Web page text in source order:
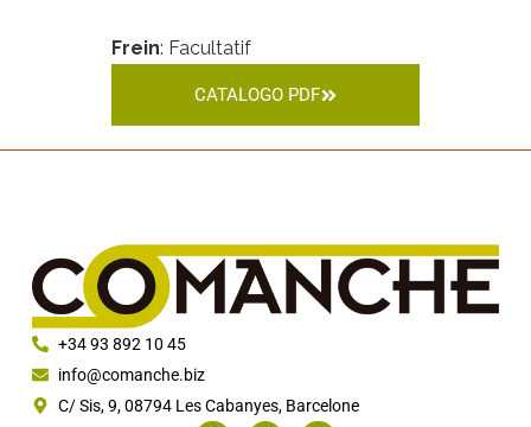
Frein: Facultatif
CATALOGO PDF
+34 93 892 10 45
info@comanche.biz
C/ Sis, 9, 08794 Les Cabanyes, Barcelone